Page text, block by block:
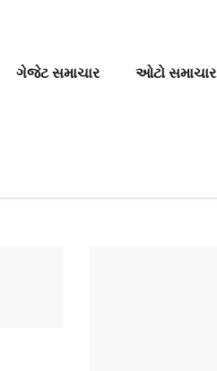
ગેજેટ સમાચાર ઓટો સમાચાર